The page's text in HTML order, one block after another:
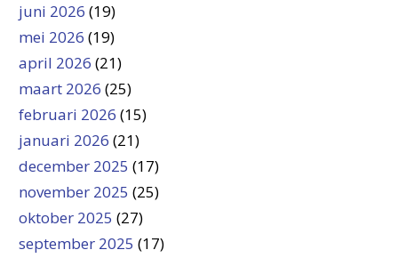
juni 2026 (19)
mei 2026 (19)
april 2026 (21)
maart 2026 (25)
februari 2026 (15)
januari 2026 (21)
december 2025 (17)
november 2025 (25)
oktober 2025 (27)
september 2025 (17)